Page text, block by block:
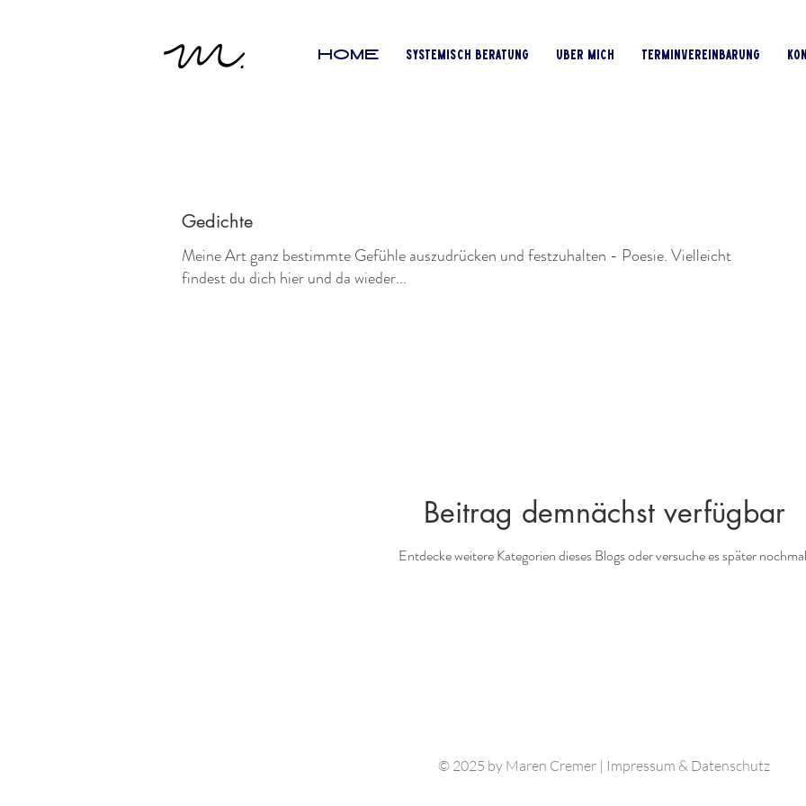
HOME systemisch beratung über mich terminvereinbarung
Gedichte
Meine Art ganz bestimmte Gefühle auszudrücken und festzuhalten - Poesie. Vielleicht
findest du dich hier und da wieder...
Beitrag demnächst verfügbar
Entdecke weitere Kategorien dieses Blogs oder versuche es später
© 2025 by Maren Cremer | Impressum & Datenschutz